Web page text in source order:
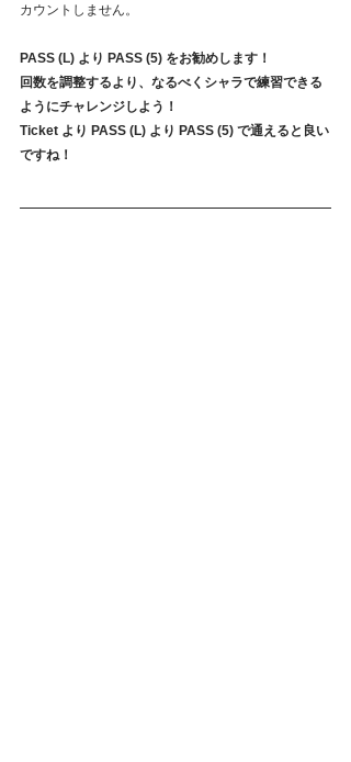
カウントしません。
PASS (L) より PASS (5) をお勧めします！
回数を調整するより、なるべくシャラで練習できる
ようにチャレンジしよう！
Ticket より PASS (L) より PASS (5) で通えると良い
ですね！